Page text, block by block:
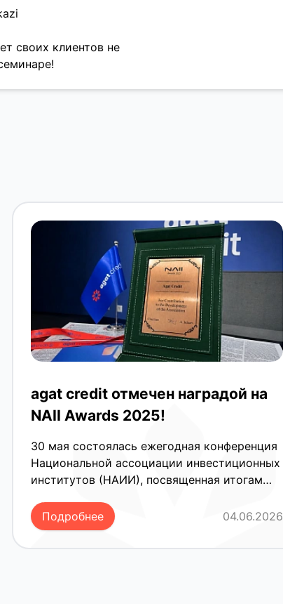
своих клиентов не
agat credit отмечен наградой на
NAII Awards 2025!
30 мая состоялась ежегодная конференция
Национальной ассоциации инвестиционных
институтов (НАИИ), посвященная итогам
мероприятия прошла торжественная
церемония награждения лидеров рынка.
Как активный член ассоциации, agat credit
Подробнее 04.06.2026